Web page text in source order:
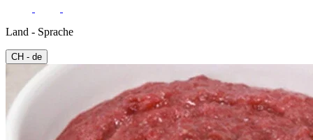
Land - Sprache
CH - de